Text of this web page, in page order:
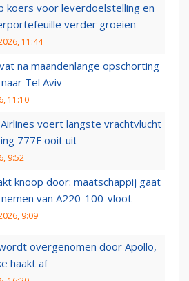
koers voor leverdoelstelling en
verder groeien
11:44
na maandenlange opschorting
Tel Aviv
11:10
voert langste vrachtvlucht
777F ooit uit
9:52
knoop door: maatschappij gaat
van A220-100-vloot
9:09
overgenomen door Apollo,
haakt af